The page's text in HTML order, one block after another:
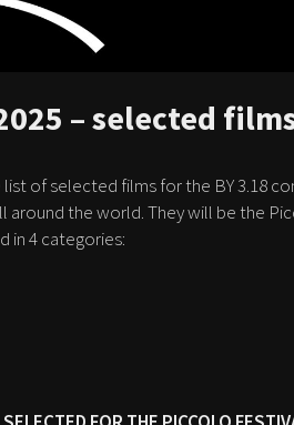
– selected
of selected films for the BY 3.18
around the world. They will be the
in 4 categories: